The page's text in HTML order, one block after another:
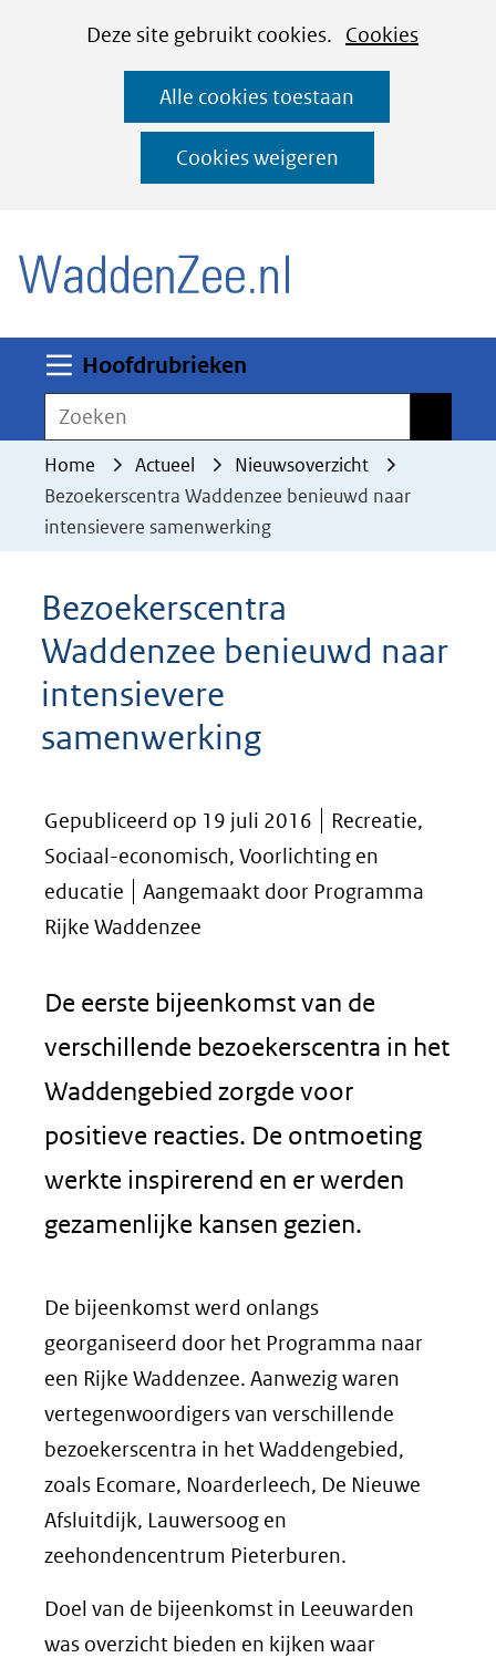
CookiesDeze site gebruikt cookies. Cookies
deze
worden
toegestaan
geweigerd.
Alle cookies toestaan
Cookies weigeren
Ga
naar
de
inhoud
Hoofdrubrieken
Zoeken
Home Actueel
Nieuwsoverzicht
Bezoekerscentra Waddenzee benieuwd naar
intensievere samenwerking
Bezoekerscentra
Waddenzee benieuwd naar
intensievere
samenwerking
Gepubliceerd op 19 juli 2016
Recreatie,
Sociaal-economisch, Voorlichting en
educatie
Aangemaakt door Programma
Rijke Waddenzee
De eerste bijeenkomst van de
verschillende bezoekerscentra in het
Waddengebied zorgde voor
positieve reacties. De ontmoeting
werkte inspirerend en er werden
gezamenlijke kansen gezien.
De bijeenkomst werd onlangs
georganiseerd door het Programma naar
een Rijke Waddenzee. Aanwezig waren
vertegenwoordigers van verschillende
bezoekerscentra in het Waddengebied,
zoals Ecomare, Noarderleech, De Nieuwe
Afsluitdijk, Lauwersoog en
zeehondencentrum Pieterburen.
Doel van de bijeenkomst in Leeuwarden
was overzicht bieden en kijken waar